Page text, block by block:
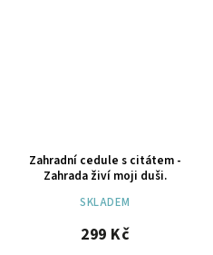
Zahradní cedule s citátem -
Zahrada živí moji duši.
SKLADEM
299 Kč